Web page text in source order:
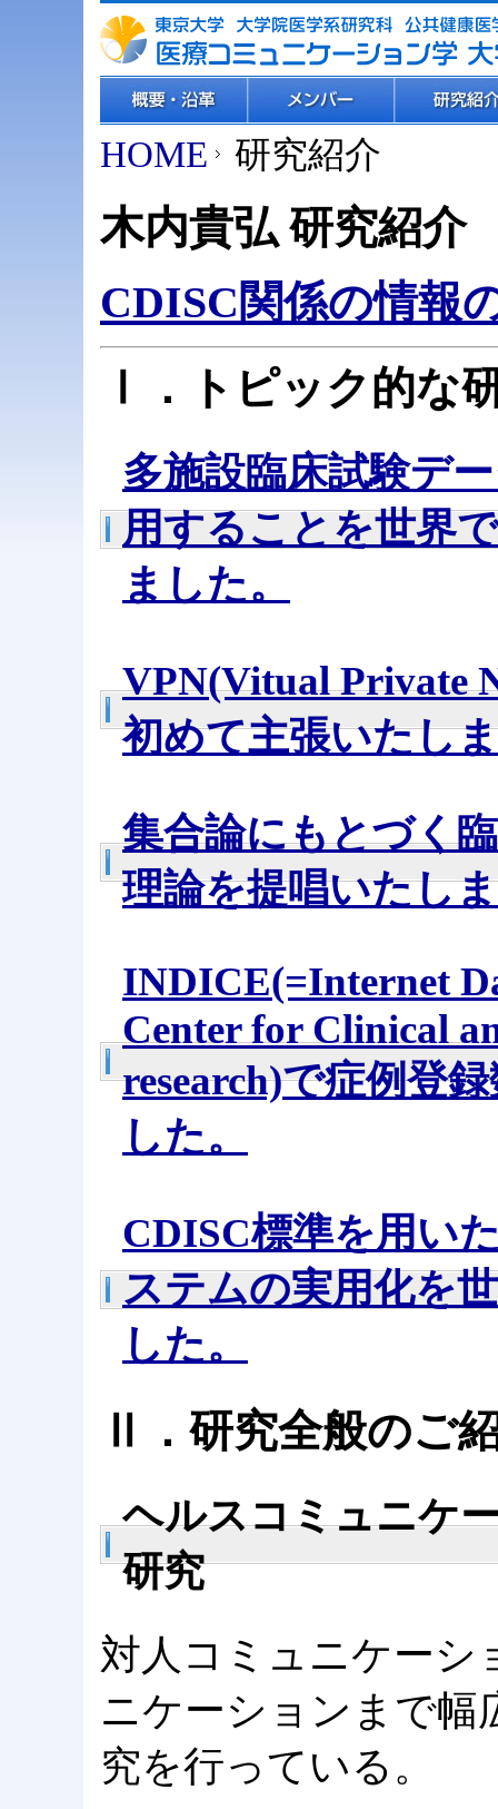
HOME 研究紹介
木内貴弘 研究紹介
CDISC関係の情報
Ⅰ．トピック的な
多施設臨床試験デ
用することを世界
ました。
VPN(Vitual Private
初めて主張いたし
集合論にもとづく
理論を提唱いたし
INDICE(=Internet
Center for Clinical
research)で症例登
した。
CDISC標準を用い
ステムの実用化を
した。
Ⅱ．研究全般のご
ヘルスコミュニケ
研究
対人コミュニケーシ
ニケーションまで幅
究を行っている。